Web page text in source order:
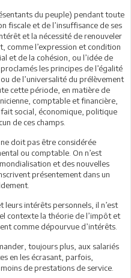
du peuple) pendant toute
fiscale et de l’insuffisance de ses
et la nécessité de renouveler
comme l’expression et condition
et de la cohésion, ou l’idée de
les principes de l’égalité
de l’universalité du prélèvement
cette période, en matière de
comptable et financière,
social, économique, politique
de ces champs.
doit pas être considérée
ou comptable. On n’est
et des nouvelles
présentement dans un
intérêts personnels, il n’est
contexte la théorie de l’impôt et
comme dépourvue d’intérêts.
toujours plus, aux salariés
en les écrasant, parfois,
de prestations de service.